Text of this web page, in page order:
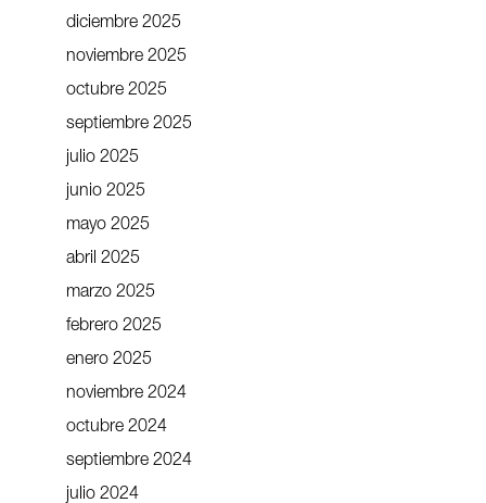
diciembre 2025
noviembre 2025
octubre 2025
septiembre 2025
julio 2025
junio 2025
mayo 2025
abril 2025
marzo 2025
febrero 2025
enero 2025
noviembre 2024
octubre 2024
septiembre 2024
julio 2024